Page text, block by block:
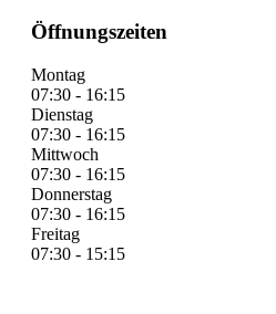
Öffnungszeiten
Montag
07:30 - 16:15
Dienstag
07:30 - 16:15
Mittwoch
07:30 - 16:15
Donnerstag
07:30 - 16:15
Freitag
07:30 - 15:15